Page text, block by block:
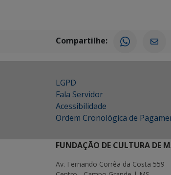
Compartilhe:
LGPD
Fala Servidor
Acessibilidade
Ordem Cronológica de
FUNDAÇÃO DE CULTURA DE
Av. Fernando Corrêa da Costa 559